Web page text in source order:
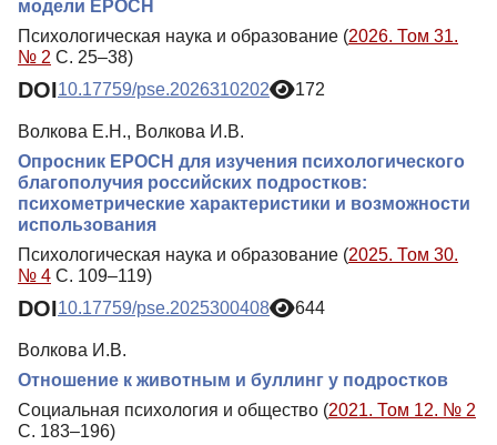
модели EPOCH
Психологическая наука и образование (2026. Том 31.
№ 2 С. 25–38)
DOI10.17759/pse.2026310202 172
Волкова Е.Н., Волкова И.В.
Опросник EPOCH для изучения психологического
благополучия российских подростков:
психометрические характеристики и возможности
использования
Психологическая наука и образование (2025. Том 30.
№ 4 С. 109–119)
DOI10.17759/pse.2025300408 644
Волкова И.В.
Отношение к животным и буллинг у подростков
Социальная психология и общество (2021. Том 12. № 2
С. 183–196)